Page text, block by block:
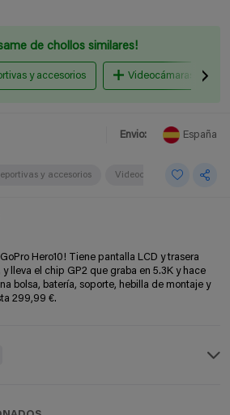
de chollos similares!
y accesorios Videocámaras
Envio: España
y accesorios Videocámaras
Hero10! Tiene pantalla LCD y trasera
lleva el chip GP2 que graba en 5.3K y hace
bolsa, batería, soporte, hebilla de montaje y
299,99 €.